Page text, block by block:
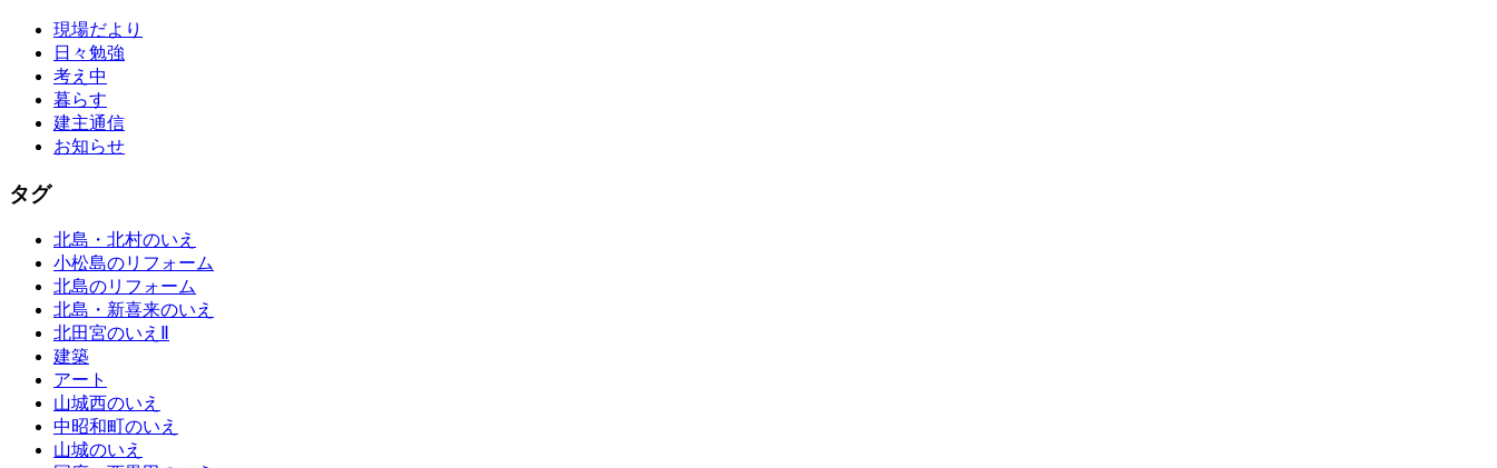
現場だより
日々勉強
考え中
暮らす
建主通信
お知らせ
タグ
北島・北村のいえ
小松島のリフォーム
北島のリフォーム
北島・新喜来のいえ
北田宮のいえⅡ
建築
アート
山城西のいえ
中昭和町のいえ
山城のいえ